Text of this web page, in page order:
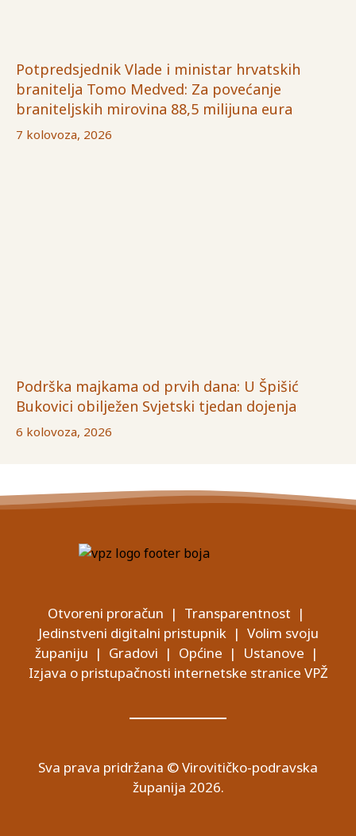
Potpredsjednik Vlade i ministar hrvatskih
branitelja Tomo Medved: Za povećanje
braniteljskih mirovina 88,5 milijuna eura
7 kolovoza, 2026
Podrška majkama od prvih dana: U Špišić
Bukovici obilježen Svjetski tjedan dojenja
6 kolovoza, 2026
Otvoreni proračun | Transparentnost |
Jedinstveni digitalni pristupnik| Volim svoju
županiju | Gradovi | Općine | Ustanove |
Izjava o pristupačnosti internetske stranice VPŽ
Sva prava pridržana © Virovitičko-podravska
županija 2026.